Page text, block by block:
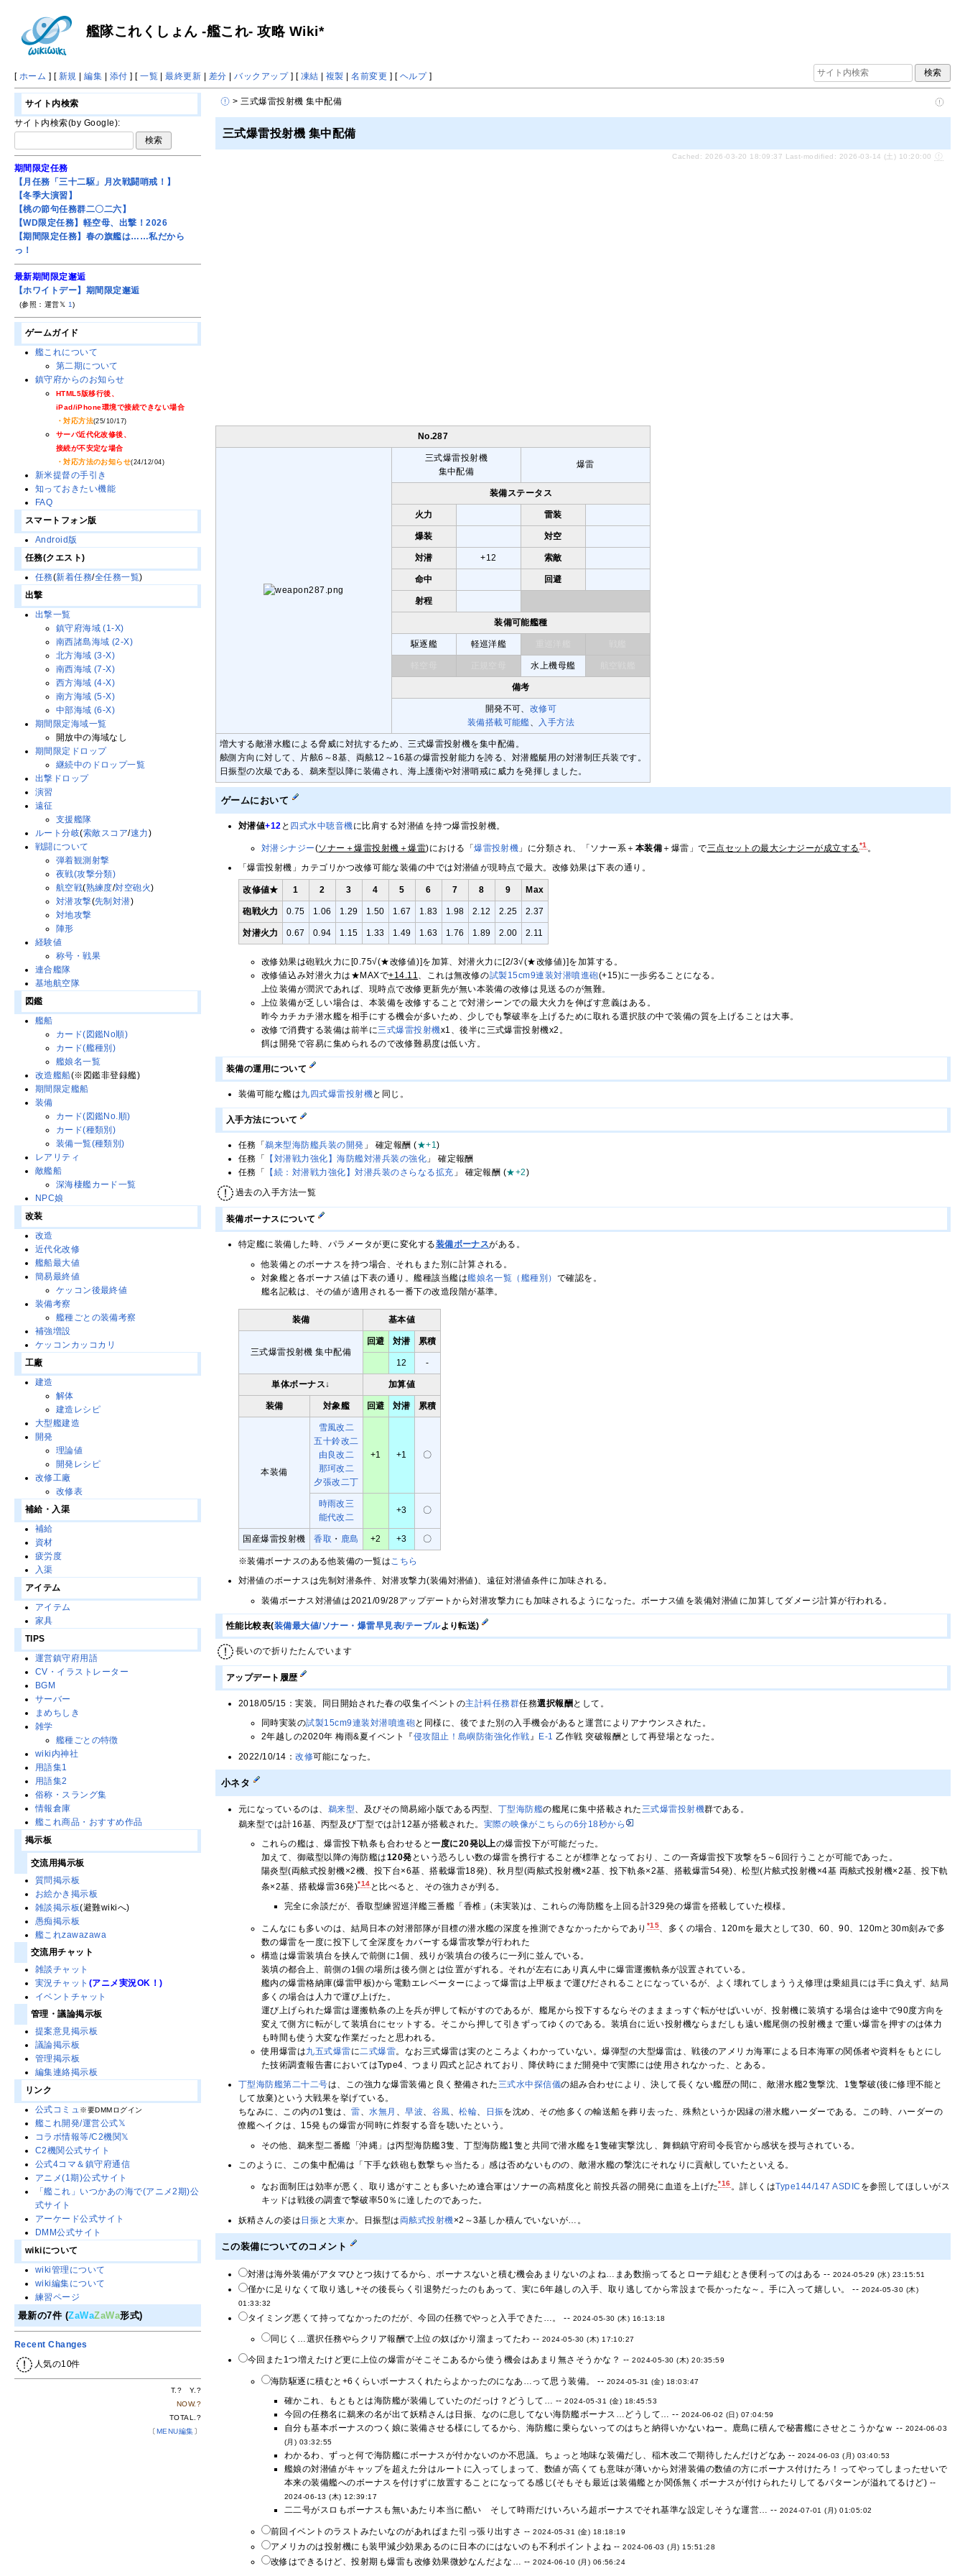
艦隊これくしょん -艦これ- 攻略 Wiki*
[ ホーム ] [ 新規 |編集 | 添付 ] [一覧 |最終更新 | 差分 |バックアップ] [ 凍結 | 複製 |名前変更 ] [ ヘルプ]
> 三式爆雷投射機 集中配備
三式爆雷投射機 集中配備
Cached: 2026-03-20 18:09:37 Last-modified: 2026-03-14 (土) 10:20:00
No.287
三式爆雷投射機
集中配備
爆雷
装備ステータス
火力 雷装
爆装 対空
対潜 +12 索敵
命中 回避
射程
装備可能艦種
駆逐艦 軽巡洋艦
水上機母艦
備考
開発不可、 改修可
装備搭載可能艦、 入手方法
増大する敵潜水艦による脅威に対抗するため、三式爆雷投射機を集中配備。
舷側方向に対して、片舷6～8基、両舷12～16基の爆雷投射能力を誇る、対潜艦艇用の対潜制圧兵装です。
日振型の次級である、鵜来型以降に装備され、海上護衛や対潜哨戒に威力を発揮しました。
ゲームにおいて
対潜値+12 と 四式水中聴音機に比肩する対潜値を持つ爆雷投射機。
対潜シナジー(ソナー＋爆雷投射機＋爆雷)における「爆雷投射機 」に分類され、「ソナー系＋ 本装備 ＋爆雷」で三点セットの最大シナジーが成立する*1 。
「爆雷投射機」カテゴリかつ改修可能な装備の中では対潜値が現時点で最大。改修効果は下表の通り。
改修値★ 1 2 3 4 5 6 7 8 9 Max
砲戦火力 0.75 1.06 1.29 1.50 1.67 1.83 1.98 2.12 2.25 2.37
対潜火力 0.67 0.94 1.15 1.33 1.49 1.63 1.76 1.89 2.00 2.11
改修効果は砲戦火力に[0.75√(★改修値)]を加算、対潜火力に[2/3√(★改修値)]を加算する。
改修値込み対潜火力は★MAXで+14.11 、これは無改修の試製15cm9連装対潜噴進砲(+15)に一歩劣ることになる。
上位装備が潤沢であれば、現時点で改修更新先が無い本装備の改修は見送るのが無難。
上位装備が乏しい場合は、本装備を改修することで対潜シーンでの最大火力を伸ばす意義はある。
昨今カチカチ潜水艦を相手にする機会が多いため、少しでも撃破率を上げるために取れる選択肢の中で装備の質を上げることは大事。
改修で消費する装備は前半に三式爆雷投射機x1、後半に三式爆雷投射機x2。
餌は開発で容易に集められるので改修難易度は低い方。
装備の運用について
装備可能な艦は九四式爆雷投射機と同じ。
入手方法について
任務「鵜来型海防艦兵装の開発 」 確定報酬 (★+1)
任務「
【対潜戦力強化】海防艦対潜兵装の強化 」 確定報酬
任務「
【続：対潜戦力強化】対潜兵装のさらなる拡充 」 確定報酬 (★+2)
過去の入手方法一覧
装備ボーナスについて
特定艦に装備した時、パラメータが更に変化する装備ボーナスがある。
他装備とのボーナスを持つ場合、それもまた別に計算される。
対象艦と各ボーナス値は下表の通り。艦種該当艦は艦娘名一覧（艦種別） で確認を。
艦名記載は、その値が適用される一番下の改造段階が基準。
装備 基本値
三式爆雷投射機 集中配備
回避 対潜 累積
12 -
単体ボーナス↓ 加算値
装備 対象艦 回避 対潜 累積
本装備
雪風改二
五十鈴改二
由良改二
那珂改二
夕張改二丁
+1 +1 〇
時雨改三
能代改二
+3 〇
国産爆雷投射機 香取 ・ 鹿島 +2 +3 〇
※装備ボーナスのある他装備の一覧はこちら
対潜値のボーナスは先制対潜条件、対潜攻撃力(装備対潜値)、遠征対潜値条件に加味される。
装備ボーナス対潜値は2021/09/28アップデートから対潜攻撃力にも加味されるようになった。ボーナス値を装備対潜値に加算してダメージ計算が行われる。
性能比較表(装備最大値/ソナー・爆雷早見表/テーブルより転送)
長いので折りたたんでいます
アップデート履歴
2018/05/15：実装。同日開始された春の収集イベントの主計科任務群任務選択報酬 として。
同時実装の試製15cm9連装対潜噴進砲と同様に、後でまた別の入手機会があると運営によりアナウンスされた。
2年越しの2020年 梅雨&夏イベント『侵攻阻止！島嶼防衛強化作戦』 E-1 乙作戦 突破報酬として再登場となった。
2022/10/14：改修可能になった。
小ネタ
元になっているのは、 鵜来型 、及びその簡易縮小版である丙型、 丁型海防艦の艦尾に集中搭載された 三式爆雷投射機群である。
鵜来型では計16基、丙型及び丁型では計12基が搭載された。 実際の映像がこちらの6分18秒から
これらの艦は、爆雷投下軌条も合わせると一度に20発以上の爆雷投下が可能だった。
加えて、御蔵型以降の海防艦は120発 という恐ろしい数の爆雷を携行することが標準となっており、この一斉爆雷投下攻撃を5～6回行うことが可能であった。
陽炎型(両舷式投射機×2機、投下台×6基、搭載爆雷18発)、秋月型(両舷式投射機×2基、投下軌条×2基、搭載爆雷54発)、松型(片舷式投射機×4基 両舷式投射機×2基、投下軌
条×2基、搭載爆雷36発)*14と比べると、その強力さが判る。
完全に余談だが、香取型練習巡洋艦三番艦「香椎」(未実装)は、これらの海防艦を上回る計329発の爆雷を搭載していた模様。
こんなにも多いのは、結局日本の対潜部隊が目標の潜水艦の深度を推測できなかったからであり *15
、多くの場合、120mを最大として30、60、90、120mと30m刻みで多
数の爆雷を一度に投下して全深度をカバーする爆雷攻撃が行われた
構造は爆雷装填台を挟んで前側に1個、残りが装填台の後ろに一列に並んでいる。
装填の都合上、前側の1個の場所は後ろ側とは位置がずれる。それが左右にあり真ん中に爆雷運搬軌条が設置されている。
艦内の爆雷格納庫(爆雷甲板)から電動エレベーターによって爆雷は上甲板まで運びだされることになっているが、よく壊れてしまううえ修理は乗組員には手に負えず、結局
多くの場合は人力で運び上げた。
運び上げられた爆雷は運搬軌条の上を兵が押して転がすのであるが、艦尾から投下するならそのまままっすぐ転がせばいいが、投射機に装填する場合は途中で90度方向を
変えて側方に転がして装填台にセットする。そこから押して引きずってゆくのである。装填台に近い投射機ならまだしも遠い艦尾側の投射機まで重い爆雷を押すのは体力
も時間も使う大変な作業だったと思われる。
使用爆雷は九五式爆雷に二式爆雷。なお三式爆雷は実のところよくわかっていない。爆弾型の大型爆雷は、戦後のアメリカ海軍による日本海軍の関係者や資料をもとにし
た技術調査報告書においてはType4、つまり四式と記されており、降伏時にまだ開発中で実際には使用されなかった、とある。
丁型海防艦第二十二号は、この強力な爆雷装備と良く整備された三式水中探信儀の組み合わせにより、決して長くない艦歴の間に、敵潜水艦2隻撃沈、1隻撃破(後に修理不能と
して放棄)という大戦果を挙げている。
ちなみに、この内の1隻は、雷、水無月 、早波、 谷風、松輪、 日振を沈め、その他多くの輸送船を葬り去った、殊勲というか因縁の潜水艦ハーダーである。この時、ハーダーの
僚艦ヘイクは、15発もの爆雷が同時に炸裂する音を聴いたという。
その他、鵜来型二番艦「沖縄」は丙型海防艦3隻、丁型海防艦1隻と共同で潜水艦を1隻確実撃沈し、舞鶴鎮守府司令長官から感状を授与されている。
このように、この集中配備は「下手な鉄砲も数撃ちゃ当たる」感は否めないものの、敵潜水艦の撃沈にそれなりに貢献していたといえる。
なお面制圧は効率が悪く、取り逃がすことも多いため連合軍はソナーの高精度化と前投兵器の開発に血道を上げた*16。詳しくはType144/147 ASDIC を参照してほしいがス
キッドは戦後の調査で撃破率50％に達したのであった。
妖精さんの姿は 日振 と 大東か。日振型は 両舷式投射機×2～3基しか積んでいないが…。
この装備についてのコメント
対潜は海外装備がアタマひとつ抜けてるから、ボーナスないと積む機会あまりないのよね…まあ数揃ってるとローテ組むとき便利ってのはある -- 2024-05-29 (水) 23:15:51
僅かに足りなくて取り逃し+その後長らく引退勢だったのもあって、実に6年越しの入手、取り逃してから常設まで長かったな～。手に入って嬉しい。 -- 2024-05-30 (木)
01:33:32
タイミング悪くて持ってなかったのだが、今回の任務でやっと入手できた…。 -- 2024-05-30 (木) 16:13:18
同じく…選択任務やらクリア報酬で上位の奴ばかり溜まってたわ -- 2024-05-30 (木) 17:10:27
今回また1つ増えたけど更に上位の爆雷がそこそこあるから使う機会はあまり無さそうかな？ --2024-05-30 (木) 20:35:59
海防駆逐に積むと+6くらいボーナスくれたらよかったのになあ…って思う装備。 -- 2024-05-31 (金) 18:03:47
確かこれ、もともとは海防艦が装備していたのだっけ？どうして… --2024-05-31 (金) 18:45:53
今回の任務名に鵜来の名が出て妖精さんは日振、なのに息してない海防艦ボーナス…どうして… -- 2024-06-02 (日) 07:04:59
自分も基本ボーナスのつく娘に装備させる様にしてるから、海防艦に乗らないってのはちと納得いかないねー。鹿島に積んで秘書艦にさせとこうかなｗ -- 2024-06-03
(月) 03:32:55
わかるわ、ずっと何で海防艦にボーナスが付かないのか不思議。ちょっと地味な装備だし、稲木改二で期待したんだけどなあ -- 2024-06-03 (月) 03:40:53
艦娘の対潜値がキャップを超えた分はルートに入ってしまって、数値が高くても意味が薄いから対潜装備の数値の方にボーナス付けたろ！ってやってしまったせいで
本来の装備艦へのボーナスを付けずに放置することになってる感じ(そもそも最近は装備艦とか関係無くボーナスが付けられたりしてるパターンが溢れてるけど) --
2024-06-13 (木) 12:39:17
二二号がスロもボーナスも無いあたり本当に酷い そして時雨だけいろいろ超ボーナスでそれ基準な設定しそうな運営… -- 2024-07-01 (月) 01:05:02
前回イベントのラストみたいなのがあればまた引っ張り出すさ --2024-05-31 (金) 18:18:19
アメリカのは投射機にも装甲減少効果あるのに日本のにはないのも不利ポイントよね --2024-06-03 (月) 15:51:28
改修はできるけど、投射期も爆雷も改修効果微妙なんだよな… --2024-06-10 (月) 06:56:24
サイト内検索
サイト内検索(by Google):
期間限定任務
【月任務「三十二駆」月次戦闘哨戒！】
【冬季大演習】
【桃の節句任務群二〇二六】
【WD限定任務】軽空母、出撃！2026
【期間限定任務】春の旗艦は……私だから
っ！
最新期間限定邂逅
【ホワイトデー】期間限定邂逅
(参照：運営𝕏 1)
ゲームガイド
艦これについて
第二期について
鎮守府からのお知らせ
HTML5版移行後、
iPad/iPhone環境で接続できない場合
・対応方法(25/10/17)
サーバ近代化改修後、
接続が不安定な場合
・対応方法のお知らせ(24/12/04)
新米提督の手引き
知っておきたい機能
FAQ
スマートフォン版
Android版
任務(クエスト)
任務(新着任務/全任務一覧)
出撃
出撃一覧
鎮守府海域 (1-X)
南西諸島海域 (2-X)
北方海域 (3-X)
南西海域 (7-X)
西方海域 (4-X)
南方海域 (5-X)
中部海域 (6-X)
期間限定海域一覧
開放中の海域なし
期間限定ドロップ
継続中のドロップ一覧
出撃ドロップ
演習
遠征
支援艦隊
ルート分岐(索敵スコア/速力)
戦闘について
弾着観測射撃
夜戦(攻撃分類)
航空戦(熟練度/対空砲火)
対潜攻撃(先制対潜)
対地攻撃
陣形
経験値
称号・戦果
連合艦隊
基地航空隊
図鑑
艦船
カード(図鑑No順)
カード(艦種別)
艦娘名一覧
改造艦船(※図鑑非登録艦)
期間限定艦船
装備
カード(図鑑No.順)
カード(種類別)
装備一覧(種類別)
レアリティ
敵艦船
深海棲艦カード一覧
NPC娘
改装
改造
近代化改修
艦船最大値
簡易最終値
ケッコン後最終値
装備考察
艦種ごとの装備考察
補強増設
ケッコンカッコカリ
工廠
建造
解体
建造レシピ
大型艦建造
開発
理論値
開発レシピ
改修工廠
改修表
補給・入渠
補給
資材
疲労度
入渠
アイテム
アイテム
家具
TIPS
運営鎮守府用語
CV・イラストレーター
BGM
サーバー
まめちしき
雑学
艦種ごとの特徴
wiki内神社
用語集1
用語集2
俗称・スラング集
情報倉庫
艦これ商品・おすすめ作品
掲示板
交流用掲示板
質問掲示板
お絵かき掲示板
雑談掲示板(避難wikiへ)
愚痴掲示板
艦これzawazawa
交流用チャット
雑談チャット
実況チャット (アニメ実況OK！)
イベントチャット
管理・議論掲示板
提案意見掲示板
議論掲示板
管理掲示板
編集連絡掲示板
リンク
公式コミュ※要DMMログイン
艦これ開発/運営公式𝕏
コラボ情報等/C2機関𝕏
C2機関公式サイト
公式4コマ＆鎮守府通信
アニメ(1期)公式サイト
「艦これ」いつかあの海で(アニメ2期)公
式サイト
アーケード公式サイト
DMM公式サイト
wikiについて
wiki管理について
wiki編集について
練習ページ
最新の7件 (ZaWaZaWa形式)
Recent Changes
人気の10件
T.? Y.?
NOW.?
TOTAL.?
〔 MENU編集 〕